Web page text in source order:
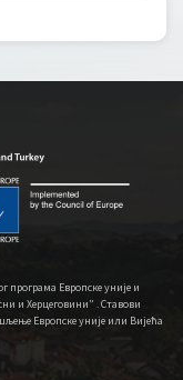
програма Европске уније и
и Херцеговини” . Ставови
Европске уније или Вијећа